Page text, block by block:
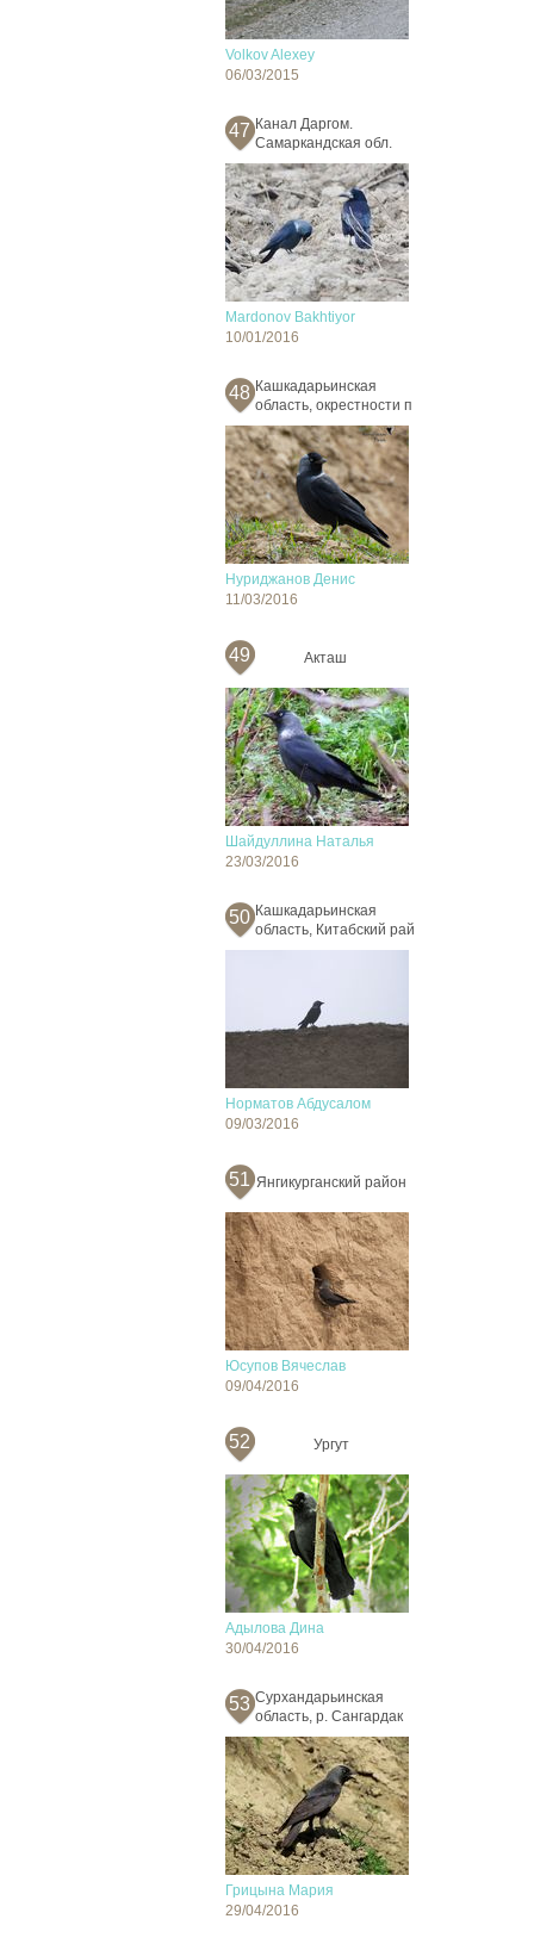
Volkov Alexey
06/03/2015
47 Канал Даргом.
Самаркандская обл.
Mardonov Bakhtiyor
10/01/2016
48 Кашкадарьинская
область, окрестности п
Нуриджанов Денис
11/03/2016
49 Акташ
Шайдуллина Наталья
23/03/2016
50 Кашкадарьинская
область, Китабский рай
Норматов Абдусалом
09/03/2016
51 Янгикурганский район
Юсупов Вячеслав
09/04/2016
52 Ургут
Адылова Дина
30/04/2016
53 Сурхандарьинская
область, р. Сангардак
Грицына Мария
29/04/2016